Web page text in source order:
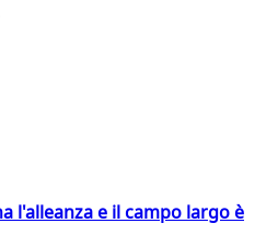
l'alleanza e il campo largo è